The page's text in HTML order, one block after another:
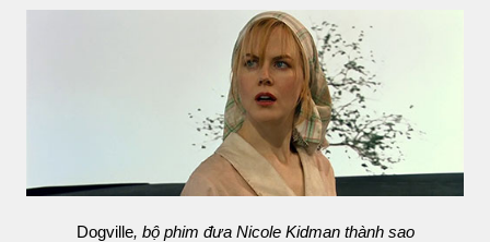
Dogville, bộ phim đưa Nicole Kidman thành sao